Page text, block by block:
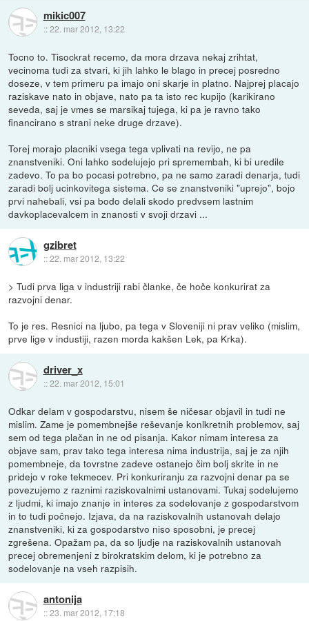
mikic007
::22. mar 2012, 13:22
Tocno to. Tisockrat recemo, da mora drzava nekaj zrihtat,
vecinoma tudi za stvari, ki jih lahko le blago in precej posredno
doseze, v tem primeru pa imajo oni skarje in platno. Najprej placajo
raziskave nato in objave, nato pa ta isto rec kupijo (karikirano
seveda, saj je vmes se marsikaj tujega, ki pa je ravno tako
financirano s strani neke druge drzave).
Torej morajo placniki vsega tega vplivati na revijo, ne pa
znanstveniki. Oni lahko sodelujejo pri spremembah, ki bi uredile
zadevo. To pa bo pocasi potrebno, pa ne samo zaradi denarja, tudi
zaradi bolj ucinkovitega sistema. Ce se znanstveniki "uprejo", bojo
prvi nahebali, vsi pa bodo delali skodo predvsem lastnim
davkoplacevalcem in znanosti v svoji drzavi ...
gzibret
::22. mar 2012, 13:22
> Tudi prva liga v industriji rabi članke, če hoče konkurirat za
razvojni denar.
To je res. Resnici na ljubo, pa tega v Sloveniji ni prav veliko (mislim,
prve lige v industiji, razen morda kakšen Lek, pa Krka).
driver_x
::22. mar 2012, 15:01
Odkar delam v gospodarstvu, nisem še ničesar objavil in tudi ne
mislim. Zame je pomembnejše reševanje konlkretnih problemov, saj
sem od tega plačan in ne od pisanja. Kakor nimam interesa za
objave sam, prav tako tega interesa nima industrija, saj je za njih
pomembneje, da tovrstne zadeve ostanejo čim bolj skrite in ne
pridejo v roke tekmecev. Pri konkuriranju za razvojni denar pa se
povezujemo z raznimi raziskovalnimi ustanovami. Tukaj sodelujemo
z ljudmi, ki imajo znanje in interes za sodelovanje z gospodarstvom
in to tudi počnejo. Izjava, da na raziskovalnih ustanovah delajo
znanstveniki, ki za gospodarstvo niso sposobni, je precej
zgrešena. Opažam pa, da so ljudje na raziskovalnih ustanovah
precej obremenjeni z birokratskim delom, ki je potrebno za
sodelovanje na vseh razpisih.
antonija
::23. mar 2012, 17:18